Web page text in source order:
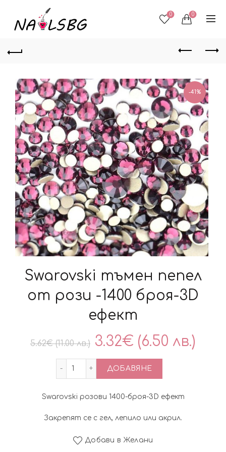
0 0
-41%
Swarovski тъмен пепел
от рози -1400 броя-3D
ефект
5.62€ (11.00 лв.) Original
price
3.32€ (6.50 лв.)
количество за Swarovski тъмен пепел
ДОБАВЯНЕ
Swarovski розови 1400-броя-3D ефект
Закрепят се с гел, лепило или акрил.
Добави в Желани